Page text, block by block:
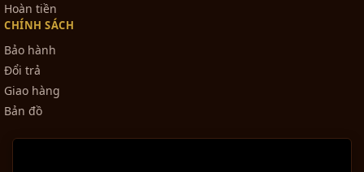
Hoàn tiền
CHÍNH SÁCH
Bảo hành
Đổi trả
Giao hàng
Bản đồ